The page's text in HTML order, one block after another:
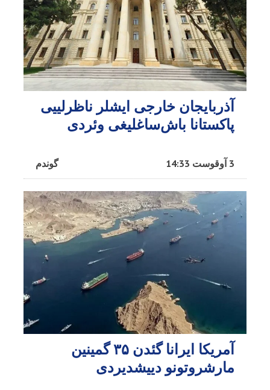
آذربایجان خارجی ایشلر ناظرلییی
پاکستانا باش‌ساغلیغی وئردی
گوندم 3 آوقوست 14:33
آمریکا ایرانا گئدن ۳۵ گمینین
مارشروتونو دییشدیردی